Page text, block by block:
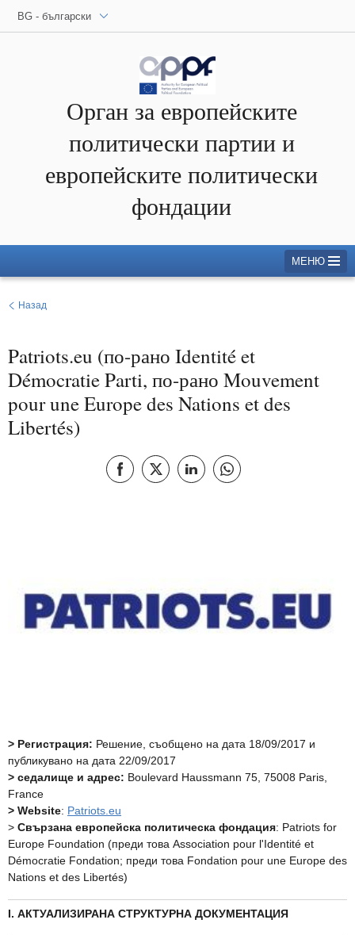
BG - български
Орган за европейските
политически партии и
европейските политически
фондации
МЕНЮ
Назад
Patriots.eu (по-рано Identité et
Démocratie Parti, по-рано Mouvement
pour une Europe des Nations et des
Libertés)
Сподели на Facebook
Сподели на XСподелете тази страница в
Споделете тази
> Регистрация: Решение, съобщено на дата 18/09/2017 и
публикувано на дата 22/09/2017
> седалище и адрес: Boulevard Haussmann 75, 75008 Paris,
France
> Website: Patriots.eu
> Свързана европейска политическа фондация: Patriots for
Europe Foundation (преди това Association pour l'Identité et
Démocratie Fondation; преди това Fondation pour une Europe des
Nations et des Libertés)
I. АКТУАЛИЗИРАНА СТРУКТУРНА ДОКУМЕНТАЦИЯ